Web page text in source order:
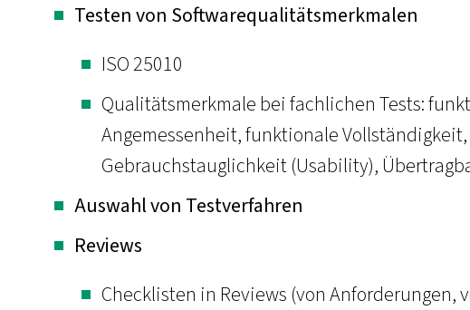
Testen von Softwarequalitätsmerkmalen
ISO 25010
Qualitätsmerkmale bei fachlichen Tests:
Angemessenheit, funktionale
Gebrauchstauglichkeit (Usability),
Auswahl von Testverfahren
Reviews
Checklisten in Reviews (von Anforderungen,